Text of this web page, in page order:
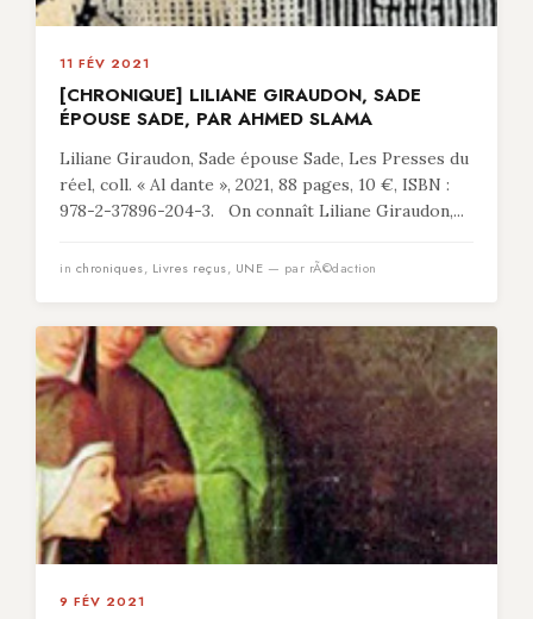
11 FÉV 2021
[CHRONIQUE] LILIANE GIRAUDON, SADE
ÉPOUSE SADE, PAR AHMED SLAMA
Liliane Giraudon, Sade épouse Sade, Les Presses du
réel, coll. « Al dante », 2021, 88 pages, 10 €, ISBN :
978-2-37896-204-3. On connaît Liliane Giraudon,...
in chroniques, Livres reçus, UNE — par rÃ©daction
9 FÉV 2021